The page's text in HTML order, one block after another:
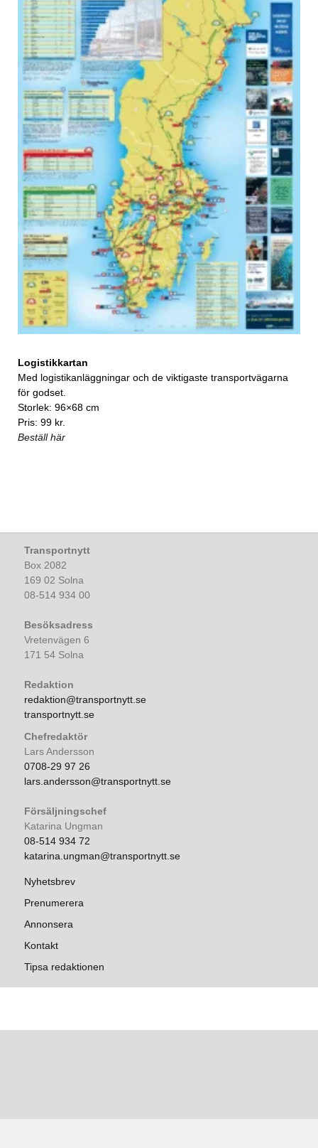
Logistikkartan
Med logistikanläggningar och de viktigaste transportvägarna
för godset.
Storlek: 96×68 cm
Pris: 99 kr.
Beställ här
Transportnytt
Box 2082
169 02 Solna
08-514 934 00
Besöksadress
Vretenvägen 6
171 54 Solna
Redaktion
redaktion@transportnytt.se
transportnytt.se
Chefredaktör
Lars Andersson
0708-29 97 26
lars.andersson@transportnytt.se
Försäljningschef
Katarina Ungman
08-514 934 72
katarina.ungman@transportnytt.se
Nyhetsbrev
Prenumerera
Annonsera
Kontakt
Tipsa redaktionen